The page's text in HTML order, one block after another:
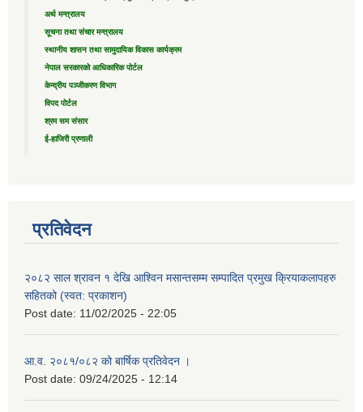
अर्थ मन्त्रालय
सूचना तथा संचार मन्त्रालय
स्थानीय शासन तथा सामुदायिक विकास कार्यक्रम
नेपाल सरकारको आधिकारिक पोर्टल
केन्द्रीय पञ्जीकरण विभाग
विपद पोर्टल
श्रम सम संसार
ई-हाजिरी प्रणाली
प्रतिवेदन
२०८२ साल श्रावन १ देखि आश्विन मसान्तसम्म सम्पादित प्रमुख क्रियाकलापहरु
सहितको (स्वत: प्रकाशन)
Post date: 11/02/2025 - 22:05
आ.व. २०८१/०८२ को बार्षिक प्रतिवेदन ।
Post date: 09/24/2025 - 12:14